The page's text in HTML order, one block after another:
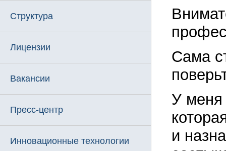
Структура
Лицензии
Вакансии
Пресс-центр
Инновационные технологии
Сама
У меня
и